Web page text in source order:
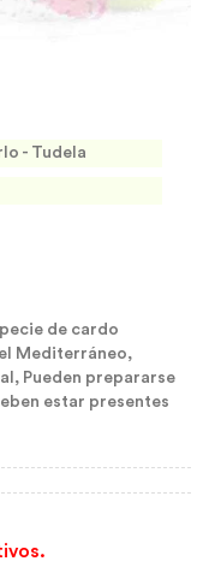
- Tudela
de cardo
Mediterráneo,
Pueden prepararse
estar presentes